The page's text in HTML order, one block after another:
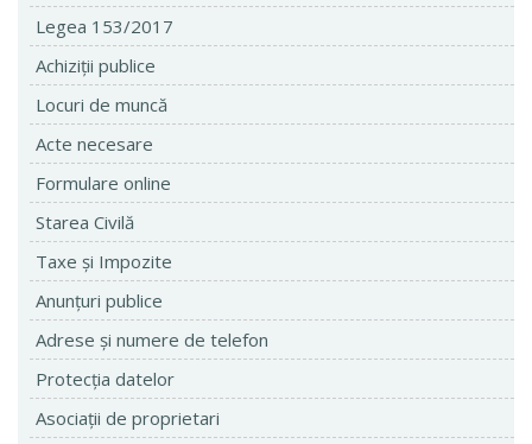
Legea 153/2017
Achiziţii publice
Locuri de muncă
Acte necesare
Formulare online
Starea Civilă
Taxe şi Impozite
Anunţuri publice
Adrese şi numere de telefon
Protecţia datelor
Asociaţii de proprietari